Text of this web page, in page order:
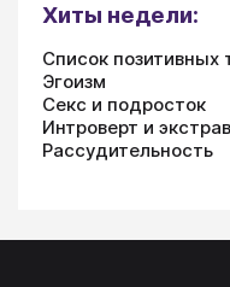
Хиты недели:
Список
Эгоизм
Секс и подросток
Интроверт и
Рассудительность